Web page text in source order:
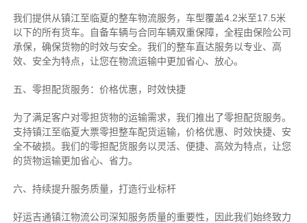
我们提供从镇江至临夏的整车物流服务，车型覆盖4.2米至17.5米
以下的所有货车。自备车辆与合同车辆双重保障，全程由保险公司
承保，确保货物的时效与安全。我们的整车直达服务以专业、高
效、安全为特点，让您在物流运输中更加省心、放心。
五、零担配货服务：价格优惠，时效快捷
为了满足客户对零担货物的运输需求，我们推出了零担配货服务。
支持镇江至临夏大票零担整车配货运输，价格优惠、时效快捷、安
全不破损。我们的零担配货服务以灵活、便捷、高效为特点，让您
的货物运输更加省心、省力。
六、持续提升服务质量，打造行业标杆
好运吉通镇江物流公司深知服务质量的重要性，因此我们始终致力